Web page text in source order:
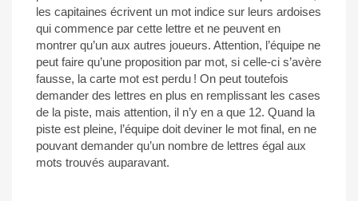
les capitaines écrivent un mot indice sur leurs ardoises
qui commence par cette lettre et ne peuvent en
montrer qu’un aux autres joueurs. Attention, l’équipe ne
peut faire qu’une proposition par mot, si celle-ci s’avère
fausse, la carte mot est perdu ! On peut toutefois
demander des lettres en plus en remplissant les cases
de la piste, mais attention, il n’y en a que 12. Quand la
piste est pleine, l’équipe doit deviner le mot final, en ne
pouvant demander qu’un nombre de lettres égal aux
mots trouvés auparavant.